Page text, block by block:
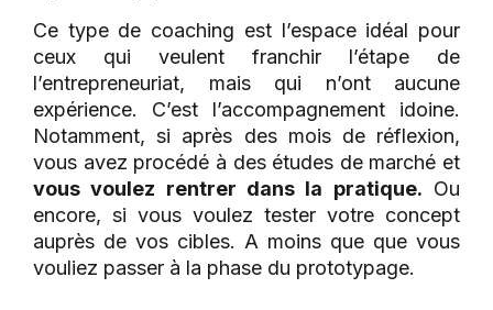
Ce type de coaching est l’espace idéal pour
ceux qui veulent franchir l’étape de
l’entrepreneuriat, mais qui n’ont aucune
expérience. C’est l’accompagnement idoine.
Notamment, si après des mois de réflexion,
vous avez procédé à des études de marché et
vous voulez rentrer dans la pratique. Ou
encore, si vous voulez tester votre concept
auprès de vos cibles. A moins que que vous
vouliez passer à la phase du prototypage.